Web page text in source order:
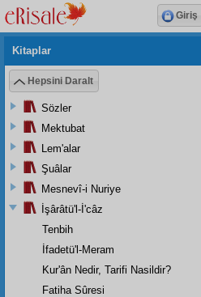
Kitaplar
Hepsini Daralt
Sözler
Mektubat
Lem'alar
Şuâlar
Mesnevî-i Nuriye
İşârâtü'l-İ'câz
Tenbih
İfadetü'l-Meram
Kur'ân Nedir, Tarifi Nasildir?
Fatiha Sûresi
Giriş